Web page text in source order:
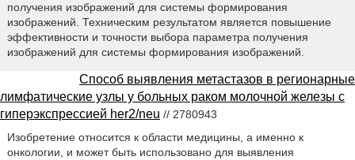
получения изображений для системы формирования
изображений. Техническим результатом является повышение
эффективности и точности выбора параметра получения
изображений для системы формирования изображений.
Способ выявления метастазов в регионарные
лимфатические узлы у больных раком молочной железы с
гиперэкспрессией her2/neu // 2780943
Изобретение относится к области медицины, а именно к
онкологии, и может быть использовано для выявления